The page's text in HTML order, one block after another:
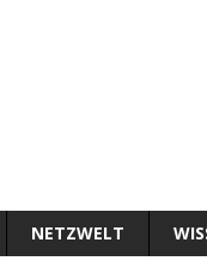
NETZWELT